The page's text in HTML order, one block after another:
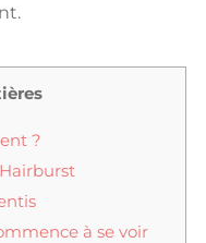
?
à se voir